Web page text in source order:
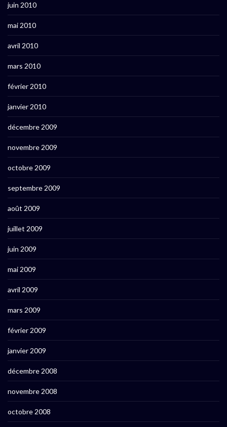
juin 2010
mai 2010
avril 2010
mars 2010
février 2010
janvier 2010
décembre 2009
novembre 2009
octobre 2009
septembre 2009
août 2009
juillet 2009
juin 2009
mai 2009
avril 2009
mars 2009
février 2009
janvier 2009
décembre 2008
novembre 2008
octobre 2008